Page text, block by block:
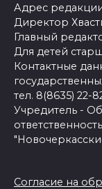
Адрес
Директор
Главный
Для детей
Контактные
тел. 8(8635) 22-
Учредитель -
Согласие на